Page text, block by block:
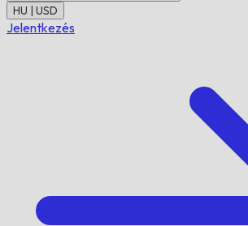
HU | USD
Jelentkezés